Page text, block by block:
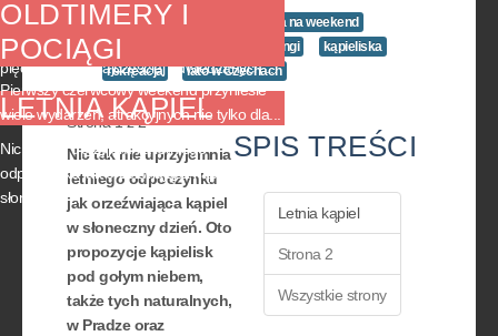
Czechy na weekend,
Praga na weekend
Morawy
kempingi
kąpieliska
rekreacja
lato w Czechach
SPIS TREŚCI
Letnia kąpiel
Strona 2
Wszystkie strony
Strona 1 z 2
Nic tak nie uprzyjemnia
letniego odpoczynku
jak orzeźwiająca kąpiel
w słoneczny dzień. Oto
propozycje kąpielisk
pod gołym niebem,
także tych naturalnych,
w Pradze oraz
Agencja CzechTourism opublikowała listę
pięćdziesięciu najczęściej odwiedzanych ...
LETNIA KĄPIEL
Nic tak nie uprzyjemnia letniego
odpoczynku jak orzeźwiająca kąpiel w
słoneczny ...
OLDTIMERY I
POCIĄGI
Pierwszy czerwcowy weekend przyniesie
wiele wydarzeń, atrakcyjnych nie tylko dla...